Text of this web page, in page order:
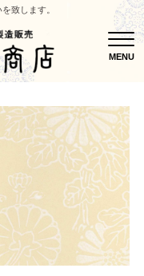
致します。
MENU